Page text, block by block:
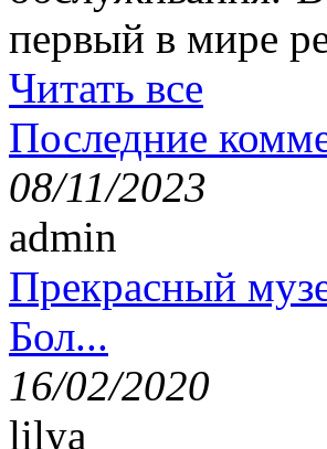
первый в мире
Читать все
Последние
08/11/2023
admin
Прекрасный
Бол...
16/02/2020
lilya